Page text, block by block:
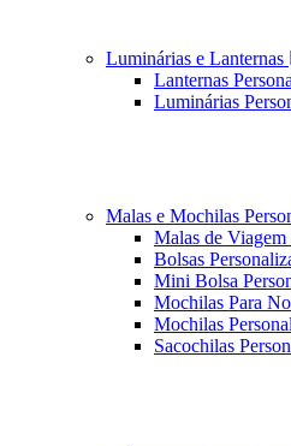
Luminárias e Lanternas
Lanternas
Luminárias
Malas e Mochilas
Malas de Viagem
Bolsas
Mini Bolsa
Mochilas Para
Mochilas
Sacochilas